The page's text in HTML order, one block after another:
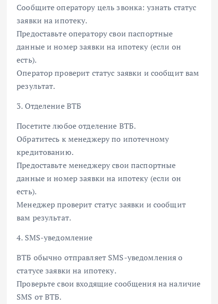
Сообщите оператору цель звонка: узнать статус
заявки на ипотеку.
Предоставьте оператору свои паспортные
данные и номер заявки на ипотеку (если он
есть).
Оператор проверит статус заявки и сообщит вам
результат.
3. Отделение ВТБ
Посетите любое отделение ВТБ.
Обратитесь к менеджеру по ипотечному
кредитованию.
Предоставьте менеджеру свои паспортные
данные и номер заявки на ипотеку (если он
есть).
Менеджер проверит статус заявки и сообщит
вам результат.
4. SMS-уведомление
ВТБ обычно отправляет SMS-уведомления о
статусе заявки на ипотеку.
Проверьте свои входящие сообщения на наличие
SMS от ВТБ.